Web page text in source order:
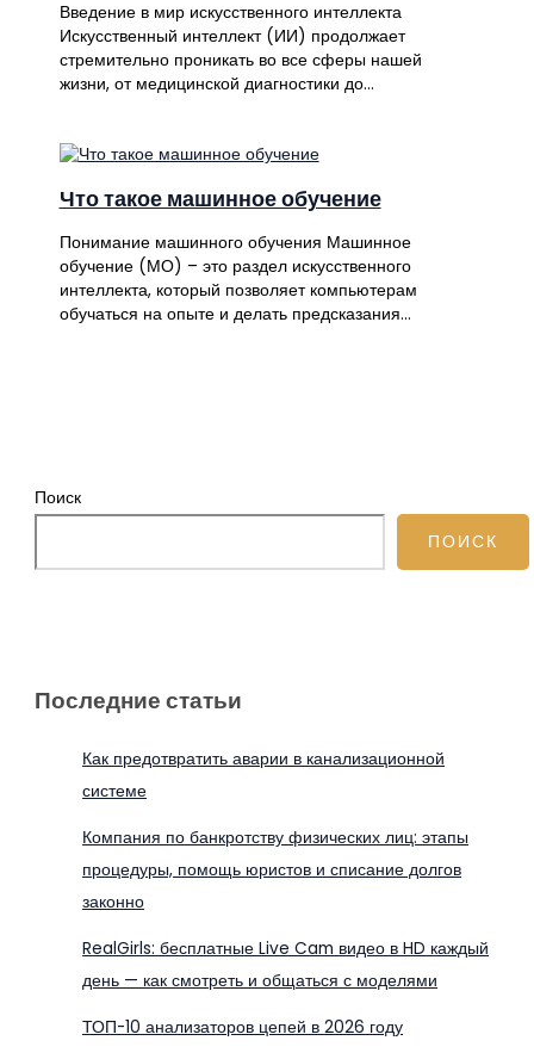
Введение в мир искусственного интеллекта
Искусственный интеллект (ИИ) продолжает
стремительно проникать во все сферы нашей
жизни, от медицинской диагностики до…
Что такое машинное обучение
Понимание машинного обучения Машинное
обучение (МО) – это раздел искусственного
интеллекта, который позволяет компьютерам
обучаться на опыте и делать предсказания…
Поиск
ПОИСК
Последние статьи
Как предотвратить аварии в канализационной
системе
Компания по банкротству физических лиц: этапы
процедуры, помощь юристов и списание долгов
законно
RealGirls: бесплатные Live Cam видео в HD каждый
день — как смотреть и общаться с моделями
ТОП-10 анализаторов цепей в 2026 году